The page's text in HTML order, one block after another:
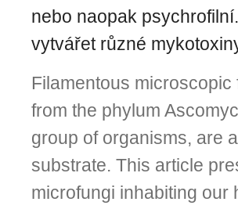
nebo naopak
vytvářet různé
Filamentous
from the phylum
group of organisms, are
substrate. This article
microfungi inhabiting our